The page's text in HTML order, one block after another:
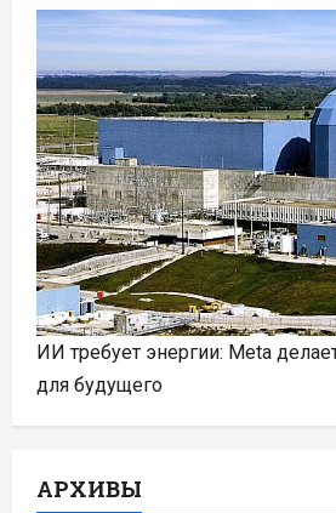
ИИ требует энергии: Meta
для будущего
АРХИВЫ